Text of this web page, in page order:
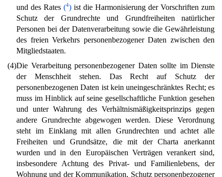
und des Rates (4) ist die Harmonisierung der Vorschriften zum
Schutz der Grundrechte und Grundfreiheiten natürlicher
Personen bei der Datenverarbeitung sowie die Gewährleistung
des freien Verkehrs personenbezogener Daten zwischen den
Mitgliedstaaten.
(4)Die Verarbeitung personenbezogener Daten sollte im Dienste
der Menschheit stehen. Das Recht auf Schutz der
personenbezogenen Daten ist kein uneingeschränktes Recht; es
muss im Hinblick auf seine gesellschaftliche Funktion gesehen
und unter Wahrung des Verhältnismäßigkeitsprinzips gegen
andere Grundrechte abgewogen werden. Diese Verordnung
steht im Einklang mit allen Grundrechten und achtet alle
Freiheiten und Grundsätze, die mit der Charta anerkannt
wurden und in den Europäischen Verträgen verankert sind,
insbesondere Achtung des Privat- und Familienlebens, der
Wohnung und der Kommunikation, Schutz personenbezogener